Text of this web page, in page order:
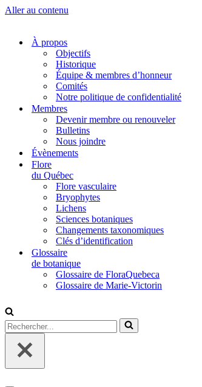
Aller au contenu
À propos
Objectifs
Historique
Équipe & membres d’honneur
Comités
Notre politique de confidentialité
Membres
Devenir membre ou renouveler
Bulletins
Nous joindre
Évènements
Flore
du Québec
Flore vasculaire
Bryophytes
Lichens
Sciences botaniques
Changements taxonomiques
Clés d’identification
Glossaire
de botanique
Glossaire de FloraQuebeca
Glossaire de Marie-Victorin
Rechercher...